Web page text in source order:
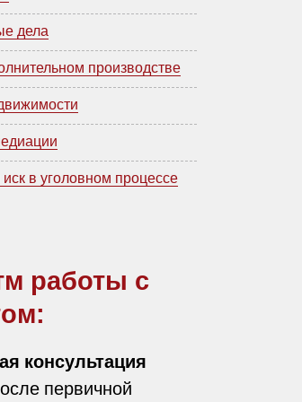
дела
производстве
в уголовном процессе
работы с
консультация
первичной